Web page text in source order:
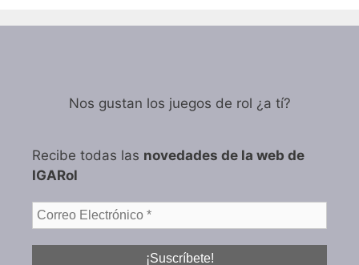
Nos gustan los juegos de rol ¿a tí?
Recibe todas las novedades de la web de
IGARol